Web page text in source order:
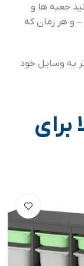
جعبه ها و
و هر زمان که
به وسایل خود
برای